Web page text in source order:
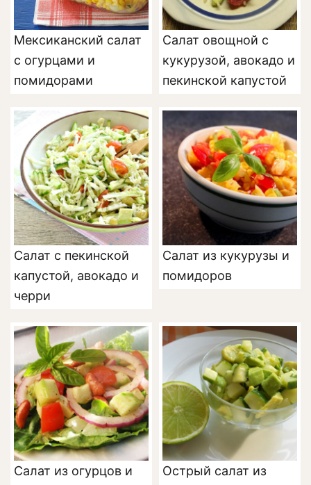
Мексиканский салат
с огурцами и
помидорами
Салат овощной с
кукурузой, авокадо и
пекинской капустой
Салат с пекинской
капустой, авокадо и
черри
Салат из кукурузы и
помидоров
Салат из огурцов и
Острый салат из